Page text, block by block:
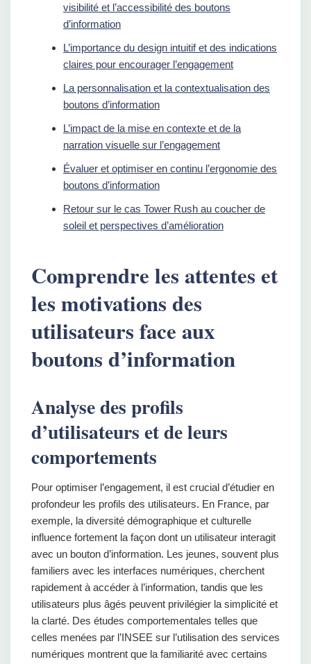
visibilité et l’accessibilité des boutons
d’information
L’importance du design intuitif et des indications
claires pour encourager l’engagement
La personnalisation et la contextualisation des
boutons d’information
L’impact de la mise en contexte et de la
narration visuelle sur l’engagement
Évaluer et optimiser en continu l’ergonomie des
boutons d’information
Retour sur le cas Tower Rush au coucher de
soleil et perspectives d’amélioration
Comprendre les attentes et
les motivations des
utilisateurs face aux
boutons d’information
Analyse des profils
d’utilisateurs et de leurs
comportements
Pour optimiser l’engagement, il est crucial d’étudier en
profondeur les profils des utilisateurs. En France, par
exemple, la diversité démographique et culturelle
influence fortement la façon dont un utilisateur interagit
avec un bouton d’information. Les jeunes, souvent plus
familiers avec les interfaces numériques, cherchent
rapidement à accéder à l’information, tandis que les
utilisateurs plus âgés peuvent privilégier la simplicité et
la clarté. Des études comportementales telles que
celles menées par l’INSEE sur l’utilisation des services
numériques montrent que la familiarité avec certains